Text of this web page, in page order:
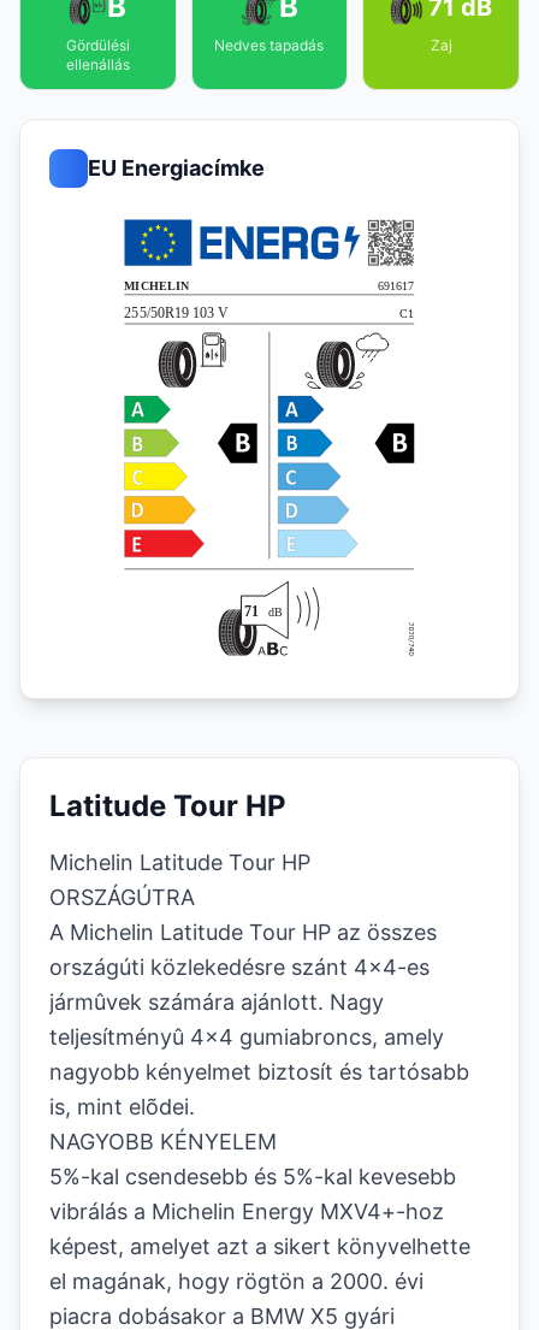
Gördülési
ellenállás
Nedves tapadás
71 dB
Zaj
EU Energiacímke
Latitude Tour HP
Michelin Latitude Tour HP
ORSZÁGÚTRA
A Michelin Latitude Tour HP az összes
országúti közlekedésre szánt 4x4-es
jármûvek számára ajánlott. Nagy
teljesítményû 4x4 gumiabroncs, amely
nagyobb kényelmet biztosít és tartósabb
is, mint elõdei.
NAGYOBB KÉNYELEM
5%-kal csendesebb és 5%-kal kevesebb
vibrálás a Michelin Energy MXV4+-hoz
képest, amelyet azt a sikert könyvelhette
el magának, hogy rögtön a 2000. évi
piacra dobásakor a BMW X5 gyári